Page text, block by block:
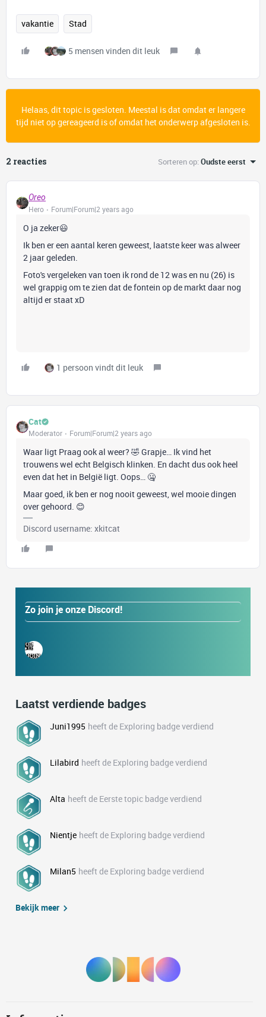
vakantie Stad
5 mensen vinden dit leuk
Helaas, dit topic is gesloten. Meestal is dat omdat er langere
tijd niet op gereageerd is of omdat het onderwerp afgesloten is.
2 reacties Sorteren op:Oudste eerst
Oreo
Hero
Forum|Forum|2 years ago
O ja zeker😃
Ik ben er een aantal keren geweest, laatste keer was alweer
2 jaar geleden.
Foto's vergeleken van toen ik rond de 12 was en nu (26) is
wel grappig om te zien dat de fontein op de markt daar nog
altijd er staat xD
1 persoon vindt dit leuk
Cat
Moderator Forum|Forum|2 years ago
Waar ligt Praag ook al weer? 🤣 Grapje… Ik vind het
trouwens wel echt Belgisch klinken. En dacht dus ook heel
even dat het in België ligt. Oops… 🤐
Maar goed, ik ben er nog nooit geweest, wel mooie dingen
over gehoord. 😊
Discord username: xkitcat
Zo join je onze Discord!
Laatst verdiende badges
Juni1995 heeft de Exploring badge verdiend
Lilabird heeft de Exploring badge verdiend
Alta heeft de Eerste topic badge verdiend
Nientje heeft de Exploring badge verdiend
Milan5 heeft de Exploring badge verdiend
Bekijk meer